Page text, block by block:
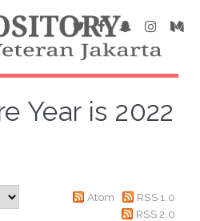
Year is 2022
Atom
RSS 1.0
RSS 2.0